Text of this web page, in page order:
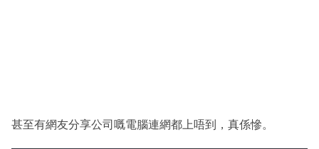
甚至有網友分享公司嘅電腦連網都上唔到，真係慘。